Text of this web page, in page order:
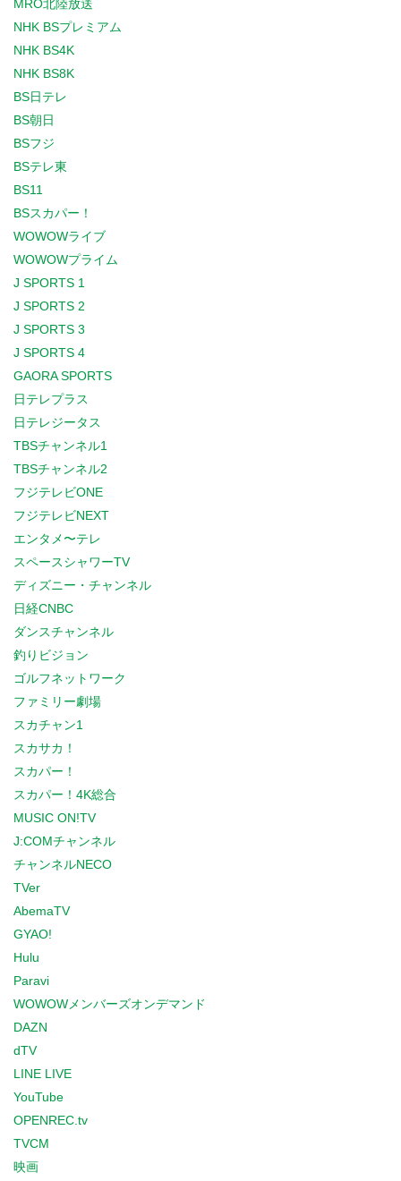
MRO北陸放送
NHK BSプレミアム
NHK BS4K
NHK BS8K
BS日テレ
BS朝日
BSフジ
BSテレ東
BS11
BSスカパー！
WOWOWライブ
WOWOWプライム
J SPORTS 1
J SPORTS 2
J SPORTS 3
J SPORTS 4
GAORA SPORTS
日テレプラス
日テレジータス
TBSチャンネル1
TBSチャンネル2
フジテレビONE
フジテレビNEXT
エンタメ〜テレ
スペースシャワーTV
ディズニー・チャンネル
日経CNBC
ダンスチャンネル
釣りビジョン
ゴルフネットワーク
ファミリー劇場
スカチャン1
スカサカ！
スカパー！
スカパー！4K総合
MUSIC ON!TV
J:COMチャンネル
チャンネルNECO
TVer
AbemaTV
GYAO!
Hulu
Paravi
WOWOWメンバーズオンデマンド
DAZN
dTV
LINE LIVE
YouTube
OPENREC.tv
TVCM
映画